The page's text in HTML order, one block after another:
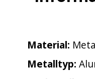
Material:
Metalltyp: